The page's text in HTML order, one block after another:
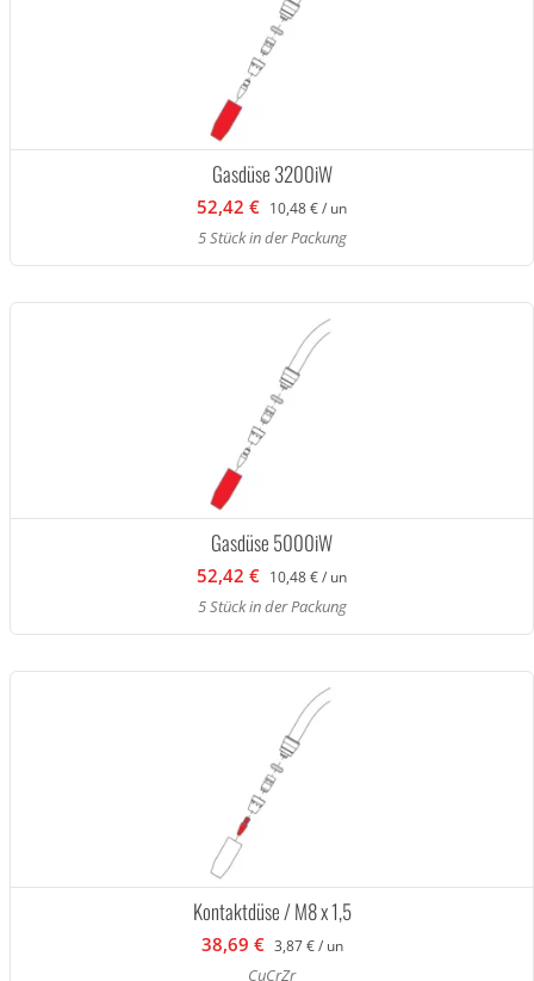
Gasdüse 3200iW
52,42 € 10,48 € / un
5 Stück in der Packung
Gasdüse 5000iW
52,42 € 10,48 € / un
5 Stück in der Packung
Kontaktdüse / M8 x 1,5
38,69 € 3,87 € / un
CuCrZr